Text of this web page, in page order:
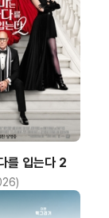
를 입는다 2